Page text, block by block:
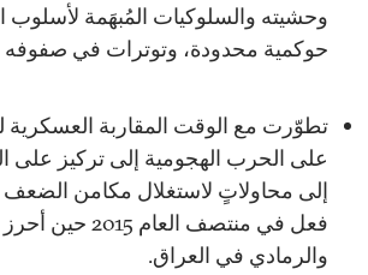
وحشيته والسلوكيات المُبهَمة لأسلوب
حوكمية محدودة، وتوترات في صفوفه
تطوّرت مع الوقت المقاربة العسكرية
على الحرب الهجومية إلى تركيز على
إلى محاولاتٍ لاستغلال مكامن الضعف
فعل في منتصف
والرمادي في العراق.